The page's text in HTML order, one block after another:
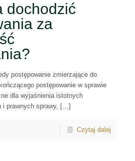
dochodzić
za
postępowanie zmierzające do
postępowanie w sprawie
dla wyjaśnienia istotnych
i prawnych sprawy, […]
Czytaj dalej